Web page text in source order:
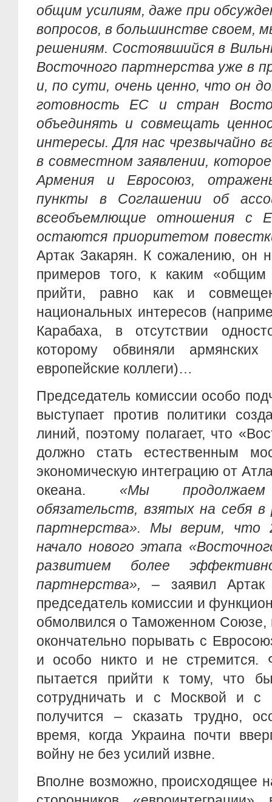
общим усилиям, даже при
вопросов, в большинстве своем,
решениям. Состоявшийся в
Восточного партнерства уже в
и, по сути, очень ценно, что он
готовность ЕС и стран
объединять и совмещать
интересы. Для нас чрезвычайно
в совместном заявлении,
Армения и Евросоюз,
пункты в Соглашении об
всеобъемлющие отношения с
остаются приоритетом
Артак Закарян. К сожалению, он
примеров того, к каким
прийти, равно как и
национальных интересов
Карабаха, в отсутствии
которому обвиняли армянских
европейские коллеги)…
Председатель комиссии особо
выступает против политики
линий, поэтому полагает, что
должно стать естественным
экономическую интеграцию от
океана. «Мы продолжаем
обязательств, взятых на себя в
партнерства». Мы верим, что
начало нового этапа
развитием более
партнерства», – заявил
председатель комиссии и
обмолвился о Таможенном Союзе,
окончательно порывать с
и особо никто и не стремится.
пытается прийти к тому, что
сотрудничать и с Москвой и с
получится – сказать трудно,
время, когда Украина почти
войну не без усилий извне.
Вполне возможно, происходящее